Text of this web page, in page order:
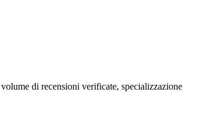
di recensioni verificate, specializzazione